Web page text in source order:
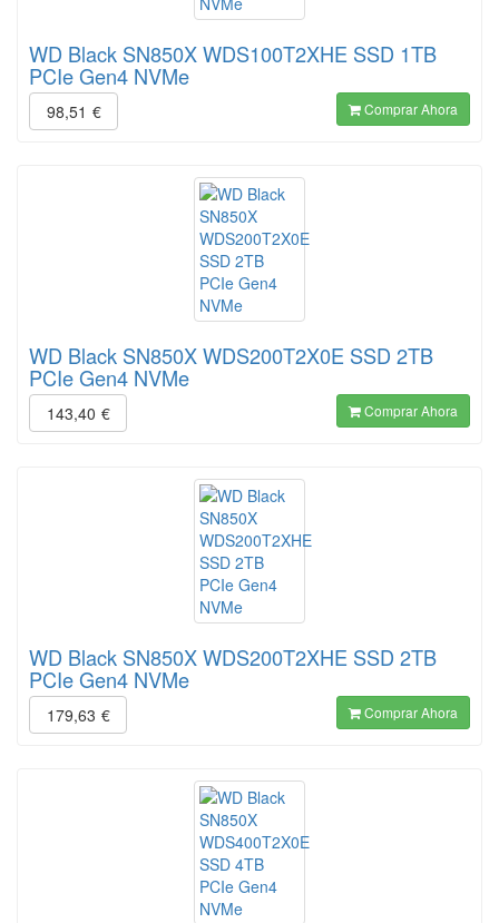
WD Black SN850X WDS100T2XHE SSD 1TB
PCIe Gen4 NVMe
98,51 € Comprar Ahora
WD Black SN850X WDS200T2X0E SSD 2TB
PCIe Gen4 NVMe
143,40 € Comprar Ahora
WD Black SN850X WDS200T2XHE SSD 2TB
PCIe Gen4 NVMe
179,63 € Comprar Ahora